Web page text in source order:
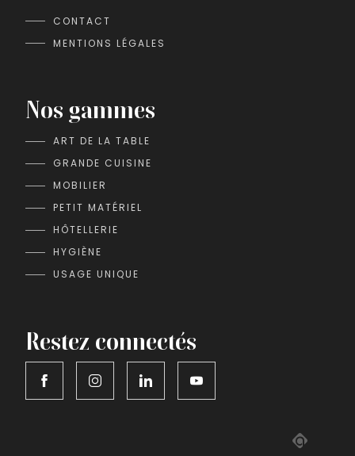
CONTACT
MENTIONS LÉGALES
Nos gammes
ART DE LA TABLE
GRANDE CUISINE
MOBILIER
PETIT MATÉRIEL
HÔTELLERIE
HYGIÈNE
USAGE UNIQUE
Restez connectés
Adipso,